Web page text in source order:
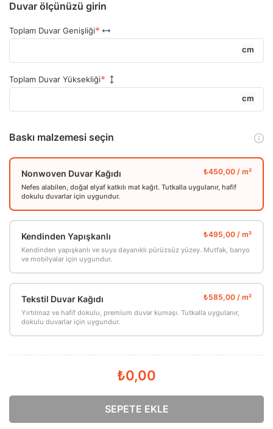
Duvar ölçünüzü girin
Toplam Duvar Genişliği
cm
Toplam Duvar Yüksekliği
cm
Baskı malzemesi seçin
Nonwoven Duvar Kağıdı
Nefes alabilen, doğal elyaf katkılı mat kağıt. Tutkalla uygulanır, hafif
dokulu duvarlar için uygundur.
Kendinden Yapışkanlı
Kendinden yapışkanlı ve suya dayanıklı pürüzsüz yüzey. Mutfak, banyo
ve mobilyalar için uygundur.
Tekstil Duvar Kağıdı
Yırtılmaz ve hafif dokulu, premium duvar kumaşı. Tutkalla uygulanır,
dokulu duvarlar için uygundur.
₺0,00
SEPETE EKLE